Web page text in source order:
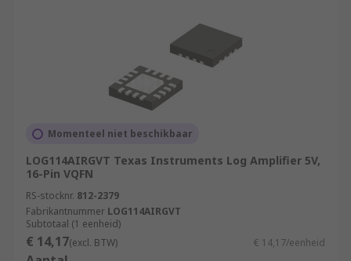
Momenteel niet beschikbaar
LOG114AIRGVT Texas Instruments Log Amplifier 5V,
16-Pin VQFN
RS-stocknr. 812-2379
Fabrikantnummer LOG114AIRGVT
Subtotaal (1 eenheid)
€ 14,17(excl. BTW) € 14,17/eenheid